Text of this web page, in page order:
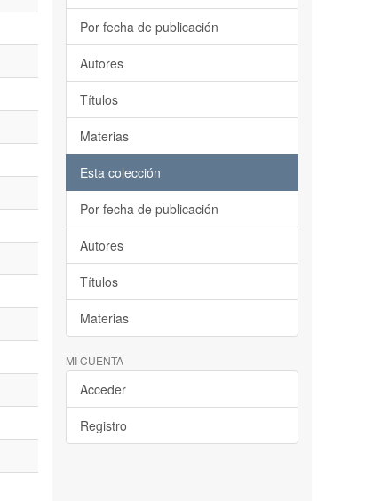
Por fecha de publicación
Autores
Títulos
Materias
Esta colección
Por fecha de publicación
Autores
Títulos
Materias
MI CUENTA
Acceder
Registro